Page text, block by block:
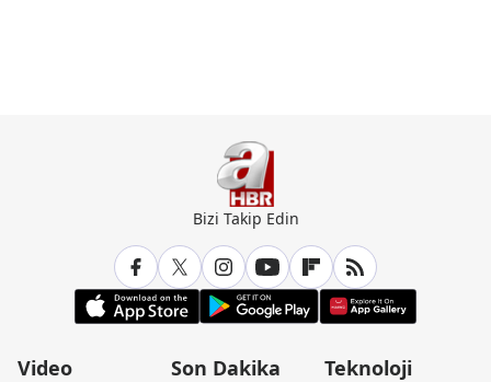
Bizi Takip Edin
Video Son Dakika Teknoloji